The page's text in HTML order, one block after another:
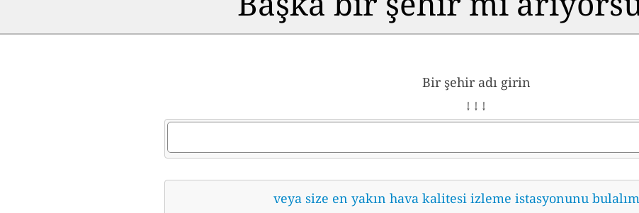
Bir şehir adı girin
↓ ↓ ↓
veya size en yakın hava kalitesi izleme istasyonunu bulalım